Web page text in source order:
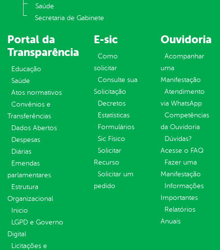
Saúde
Secretaria de Gabinete
Portal da
Transparência
Educação
Saúde
Atos normativos
Convênios e
Transferências
Dados Abertos
Despesas
Diárias
Emendas
parlamentares
Estrutura
Organizacional
Inicio
LGPD e Governo
Digital
Licitações e
E-sic
Como
solicitar
Consulte sua
Solicitação
Decretos
Estatísticas
Formulários
Sic Físico
Solicitar
Recurso
Solicitar um
pedido
Ouvidoria
Acompanhar
uma
Manifestação
Atendimento
via WhatsApp
Competências
da Ouvidoria
Dúvidas?
Acesse o FAQ
Fazer uma
Manifestação
Informações
Importantes
Relatórios
Anuais